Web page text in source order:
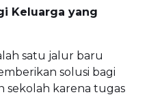
Keluarga yang
satu jalur baru
solusi bagi
sekolah karena tugas